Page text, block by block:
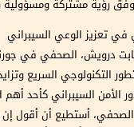
وفق رؤية مشتركة ومسؤولية
في تعزيز الوعي السيبراني
درويش، الصحفي في
التكنولوجي السريع وتزايد
الأمن السيبراني كأحد أهم
أستطيع أن أقول